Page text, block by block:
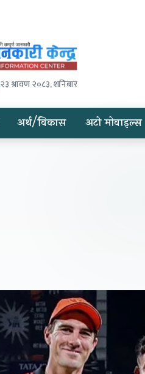
२३ श्रावण २०८३, शनिबार
अर्थ/विकास अटो मोवाइल्स